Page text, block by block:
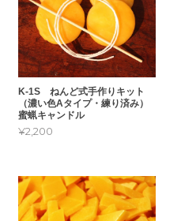
K-1S ねんど式手作りキット
（濃い色Aタイプ・練り済み）
蜜蝋キャンドル
¥2,200